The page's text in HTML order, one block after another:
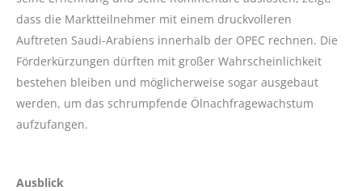
dass die Marktteilnehmer mit einem druckvolleren
Auftreten Saudi-Arabiens innerhalb der OPEC rechnen. Die
Förderkürzungen dürften mit großer Wahrscheinlichkeit
bestehen bleiben und möglicherweise sogar ausgebaut
werden, um das schrumpfende Ölnachfragewachstum
aufzufangen.
Ausblick